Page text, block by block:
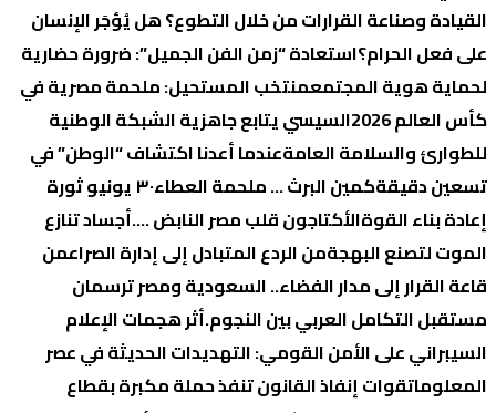
القيادة وصناعة القرارات من خلال التطوع؟هل يُؤجَر الإنسان
على فعل الحرام؟استعادة “زمن الفن الجميل”: ضرورة حضارية
لحماية هوية المجتمعمنتخب المستحيل: ملحمة مصرية في
كأس العالم 2026
السيسي يتابع جاهزية الشبكة الوطنية
للطوارئ والسلامة العامةعندما أعدنا اكتشاف “الوطن” في
تسعين دقيقةكمين البرث … ملحمة العطاء
٣٠ يونيو ثورة
إعادة بناء القوةالأكتاجون قلب مصر النابض ….أجساد تنازع
الموت لتصنع البهجةمن الردع المتبادل إلى إدارة الصراعمن
قاعة القرار إلى مدار الفضاء.. السعودية ومصر ترسمان
مستقبل التكامل العربي بين النجوم.أثر هجمات الإعلام
السيبراني على الأمن القومي: التهديدات الحديثة في عصر
المعلوماتقوات إنفاذ القانون تنفذ حملة مكبرة بقطاع